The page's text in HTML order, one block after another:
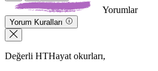
Yorumlar
Yorum Kuralları
Değerli HTHayat okurları,